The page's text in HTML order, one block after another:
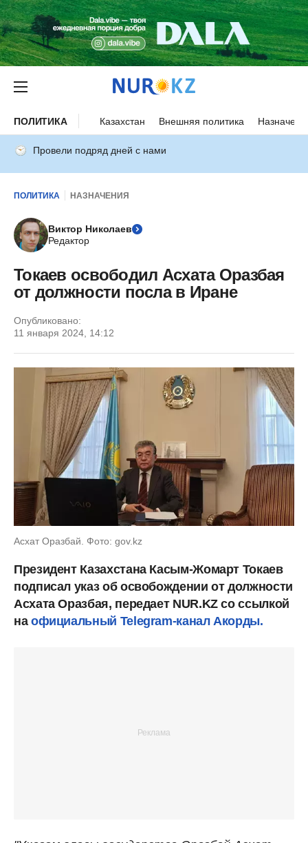
ПОЛИТИКА Казахстан Внешняя политика
Провели подряд дней с нами
ПОЛИТИКА НАЗНАЧЕНИЯ
Виктор Николаев
Редактор
Токаев освободил Асхата Оразбая
от должности посла в Иране
Опубликовано:
11 января 2024, 14:12
Асхат Оразбай. Фото: gov.kz
Президент Казахстана Касым-Жомарт Токаев
подписал указ об освобождении от должности
Асхата Оразбая, передает NUR.KZ со ссылкой
на официальный Telegram-канал Акорды.